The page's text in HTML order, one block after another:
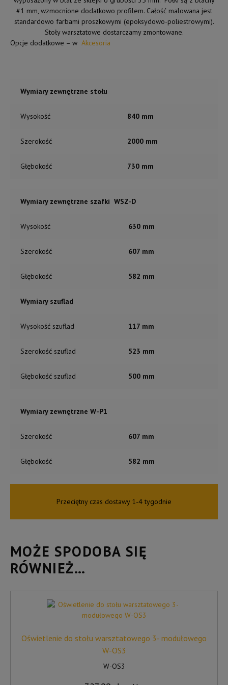
#1 mm, wzmocnione dodatkowo profilem. Całość malowana jest
standardowo farbami proszkowymi (epoksydowo-poliestrowymi).
Stoły warsztatowe dostarczamy zmontowane.
Opcje dodatkowe – w Akcesoria
Wymiary zewnętrzne stołu
Wysokość 840 mm
Szerokość 2000 mm
Głębokość 730 mm
Wymiary zewnętrzne szafki WSZ-D
Wysokość 630 mm
Szerokość 607 mm
Głębokość 582 mm
Wymiary szuflad
Wysokość szuflad 117 mm
Szerokość szuflad 523 mm
Głębokość szuflad 500 mm
Wymiary zewnętrzne W-P1
Szerokość 607 mm
Głębokość 582 mm
Przeciętny czas dostawy 1-4 tygodnie
MOŻE SPODOBA SIĘ
RÓWNIEŻ…
Oświetlenie do stołu warsztatowego 3- modułowego
W-OS3
W-OS3